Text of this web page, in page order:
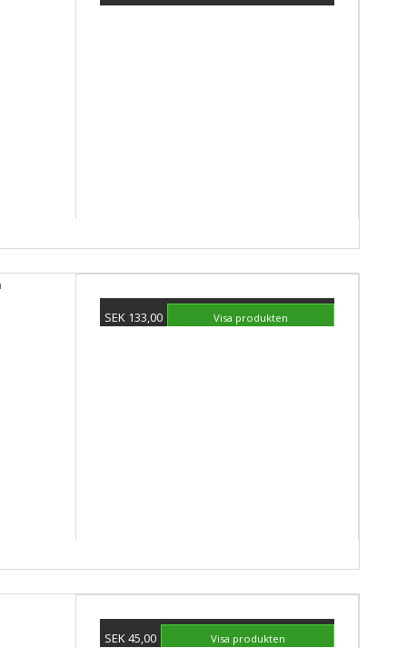
SEK 133,00 Visa produkten
SEK 45,00 Visa produkten